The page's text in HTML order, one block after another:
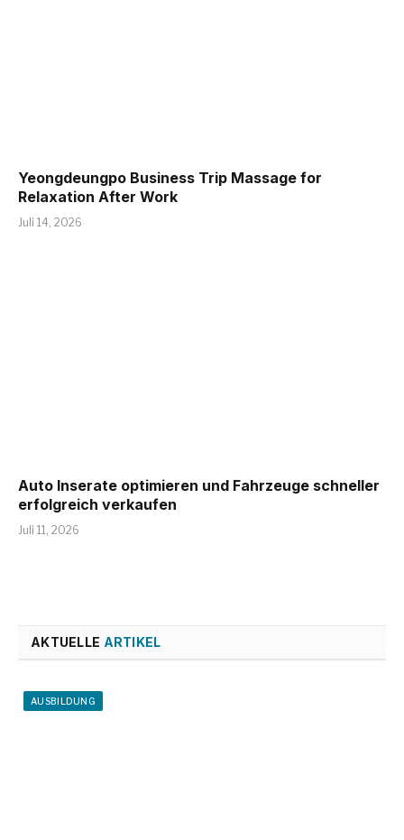
Yeongdeungpo Business Trip Massage for
Relaxation After Work
Juli 14, 2026
Auto Inserate optimieren und Fahrzeuge schneller
erfolgreich verkaufen
Juli 11, 2026
AKTUELLE ARTIKEL
AUSBILDUNG